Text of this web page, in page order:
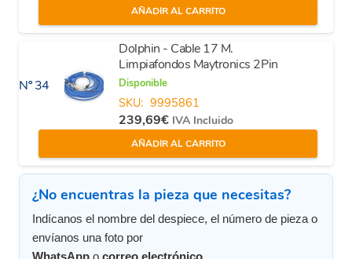
AÑADIR AL CARRITO
Nº 34
Dolphin - Cable 17 M.
Limpiafondos Maytronics 2Pin
Disponible
SKU: 9995861
239,69€ IVA Incluido
AÑADIR AL CARRITO
¿No encuentras la pieza que necesitas?
Indícanos el nombre del despiece, el número de pieza o
envíanos una foto por
WhatsApp o correo electrónico